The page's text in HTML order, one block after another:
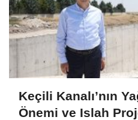
Keçili Kanalı’nın
Önemi ve Islah